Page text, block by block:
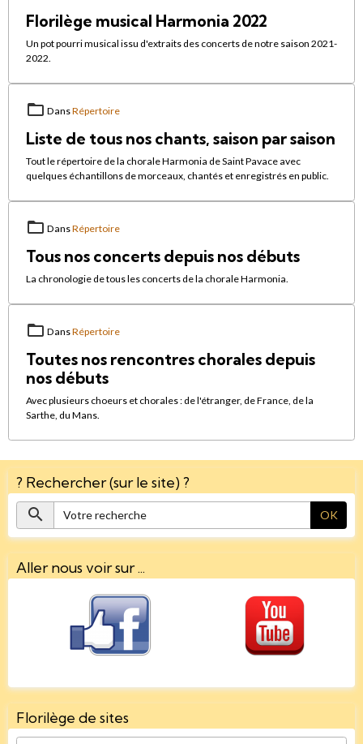
Florilège musical Harmonia 2022
Un pot pourri musical issu d'extraits des concerts de notre saison 2021-
2022.
DansRépertoire
Liste de tous nos chants, saison par saison
Tout le répertoire de la chorale Harmonia de Saint Pavace avec
quelques échantillons de morceaux, chantés et enregistrés en public.
DansRépertoire
Tous nos concerts depuis nos débuts
La chronologie de tous les concerts de la chorale Harmonia.
DansRépertoire
Toutes nos rencontres chorales depuis
nos débuts
Avec plusieurs choeurs et chorales : de l'étranger, de France, de la
Sarthe, du Mans.
? Rechercher (sur le site) ?
OK
Aller nous voir sur ...
Florilège de sites